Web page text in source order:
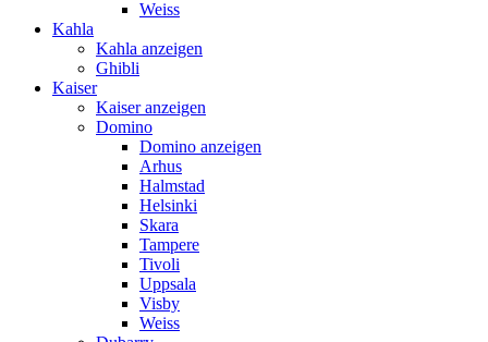
Weiss
Kahla
Kahla anzeigen
Ghibli
Kaiser
Kaiser anzeigen
Domino
Domino anzeigen
Arhus
Halmstad
Helsinki
Skara
Tampere
Tivoli
Uppsala
Visby
Weiss